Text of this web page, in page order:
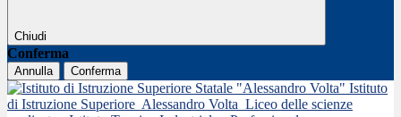
Chiudi
Conferma
Annulla Conferma
Istituto
di Istruzione Superiore Alessandro Volta Liceo delle scienze